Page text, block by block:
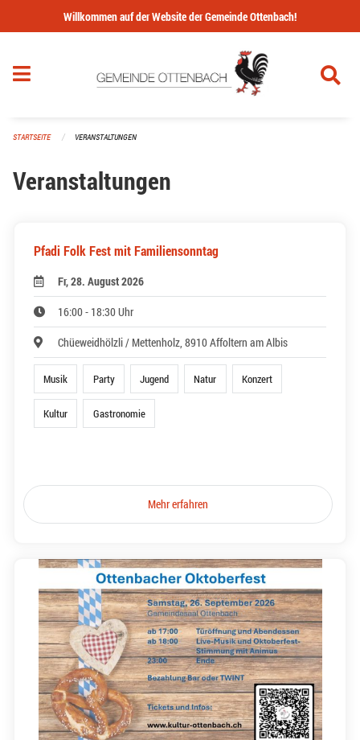
Navigation überspringen
Willkommen auf der Website der Gemeinde Ottenbach!
STARTSEITE VERANSTALTUNGEN
Veranstaltungen
Pfadi Folk Fest mit Familiensonntag
Fr, 28. August 2026
16:00 - 18:30 Uhr
Chüeweidhölzli / Mettenholz, 8910 Affoltern am Albis
Musik Party Jugend Natur Konzert
Kultur Gastronomie
Mehr erfahren